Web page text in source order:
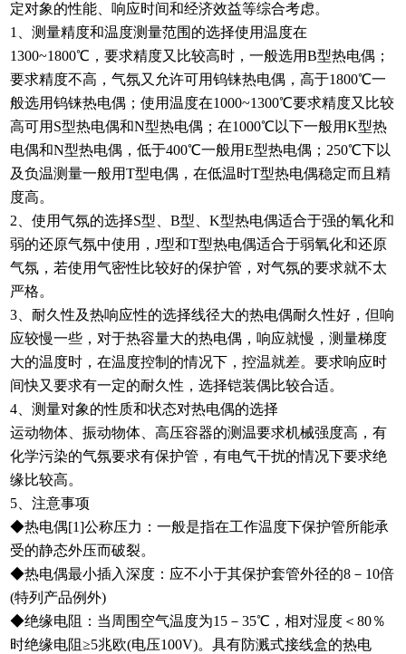
定对象的性能、响应时间和经济效益等综合考虑。
1、测量精度和温度测量范围的选择使用温度在
1300~1800℃，要求精度又比较高时，一般选用B型热电偶；
要求精度不高，气氛又允许可用钨铼热电偶，高于1800℃一
般选用钨铼热电偶；使用温度在1000~1300℃要求精度又比较
高可用S型热电偶和N型热电偶；在1000℃以下一般用K型热
电偶和N型热电偶，低于400℃一般用E型热电偶；250℃下以
及负温测量一般用T型电偶，在低温时T型热电偶稳定而且精
度高。
2、使用气氛的选择S型、B型、K型热电偶适合于强的氧化和
弱的还原气氛中使用，J型和T型热电偶适合于弱氧化和还原
气氛，若使用气密性比较好的保护管，对气氛的要求就不太
严格。
3、耐久性及热响应性的选择线径大的热电偶耐久性好，但响
应较慢一些，对于热容量大的热电偶，响应就慢，测量梯度
大的温度时，在温度控制的情况下，控温就差。要求响应时
间快又要求有一定的耐久性，选择铠装偶比较合适。
4、测量对象的性质和状态对热电偶的选择
运动物体、振动物体、高压容器的测温要求机械强度高，有
化学污染的气氛要求有保护管，有电气干扰的情况下要求绝
缘比较高。
5、注意事项
◆热电偶[1]公称压力：一般是指在工作温度下保护管所能承
受的静态外压而破裂。
◆热电偶最小插入深度：应不小于其保护套管外径的8－10倍
(特列产品例外)
◆绝缘电阻：当周围空气温度为15－35℃，相对湿度＜80％
时绝缘电阻≥5兆欧(电压100V)。具有防溅式接线盒的热电